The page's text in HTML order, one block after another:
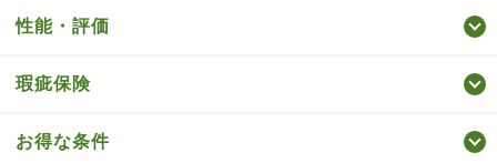
性能・評価
瑕疵保険
お得な条件